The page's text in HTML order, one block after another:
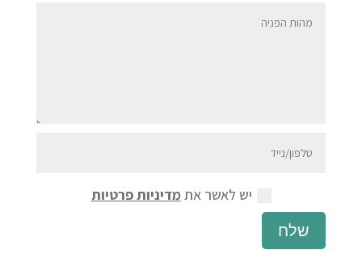
יש לאשר את מדיניות פרטיות
שלח